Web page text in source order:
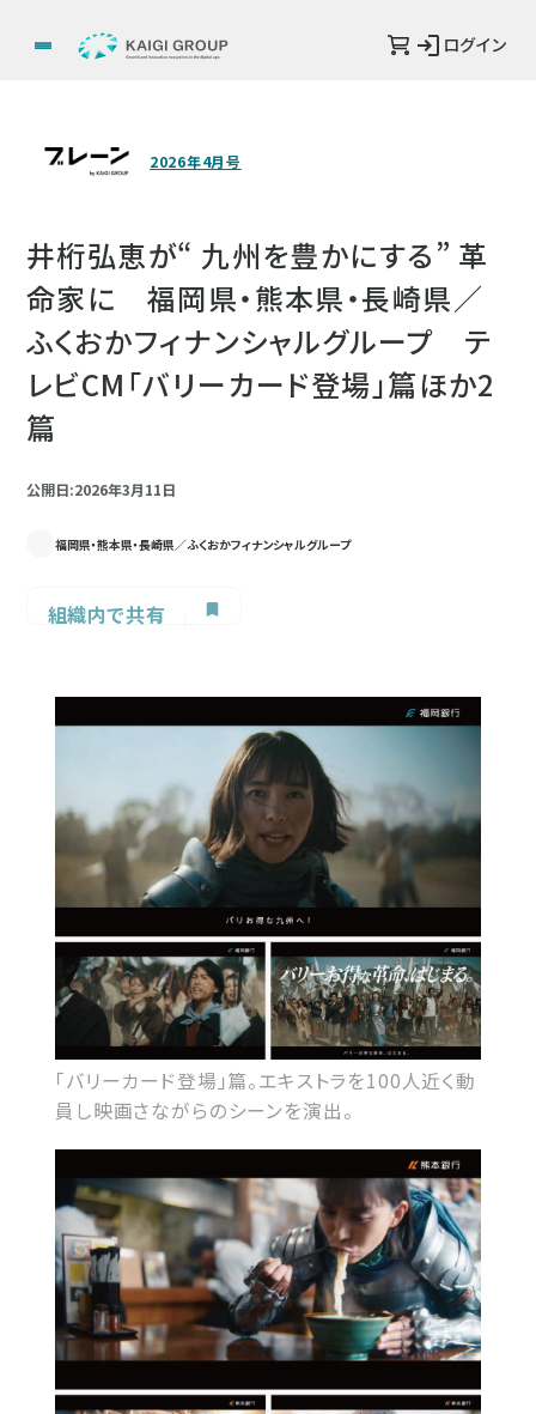
ログイン
2026年4月号
井桁弘恵が“ 九州を豊かにする” 革
命家に 福岡県・熊本県・長崎県／
ふくおかフィナンシャルグループ テ
レビCM「バリーカード登場」篇ほか2
篇
公開日:2026年3月11日
福岡県・熊本県・長崎県／ふくおかフィナンシャルグループ
組織内で共有
「バリーカード登場」篇。エキストラを100人近く動
員し映画さながらのシーンを演出。